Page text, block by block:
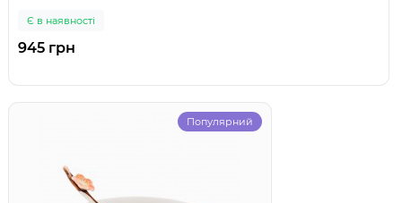
Є в наявності
945 грн
Популярний